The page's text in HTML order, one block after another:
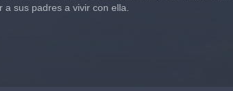
sus padres a vivir con ella.